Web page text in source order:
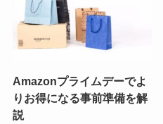
Amazonプライムデーでよ
りお得になる事前準備を解
説